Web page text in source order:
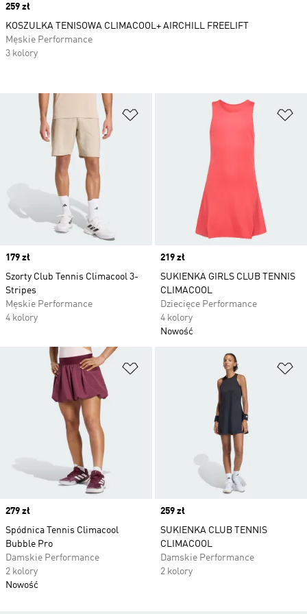
Dodaj do listy życzeń
Price
179 zł
Szorty Club Tennis Climacool 3-
Stripes
Męskie Performance
4 kolory
Price
219 zł
SUKIENKA GIRLS CLUB TENNIS
CLIMACOOL
Dziecięce Performance
4 kolory
Nowość
Dodaj do listy życzeń
Price
279 zł
Spódnica Tennis Climacool
Bubble Pro
Damskie Performance
2 kolory
Nowość
Price
259 zł
SUKIENKA CLUB TENNIS
CLIMACOOL
Damskie Performance
2 kolory
Price
259 zł
KOSZULKA TENISOWA CLIMACOOL+ AIRCHILL FREELIFT
Męskie Performance
3 kolory